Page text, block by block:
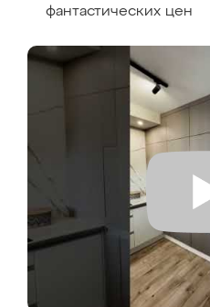
фантастических цен